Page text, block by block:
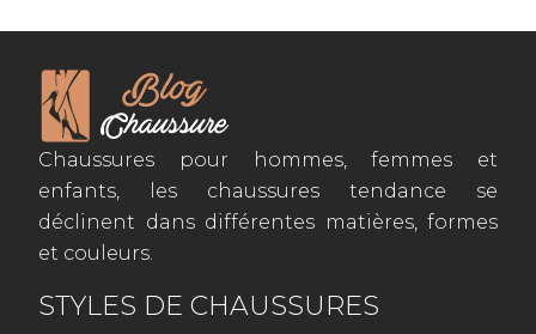
Chaussures pour hommes, femmes et
enfants, les chaussures tendance se
déclinent dans différentes matières, formes
et couleurs.
STYLES DE CHAUSSURES